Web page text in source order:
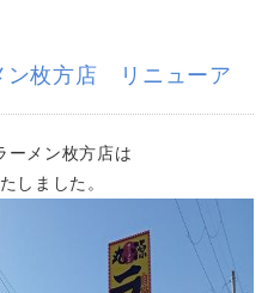
ン枚方店 リニューア
ーメン枚方店は
しました。